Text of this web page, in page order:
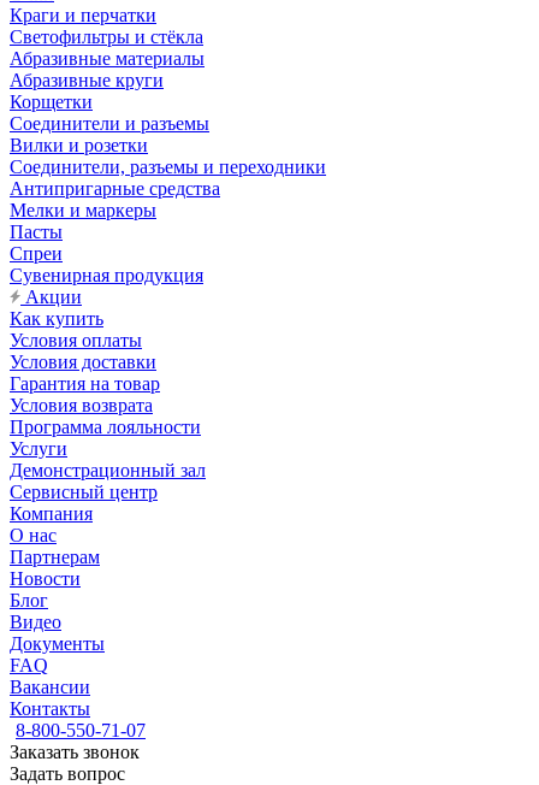
Краги и перчатки
Светофильтры и стёкла
Абразивные материалы
Абразивные круги
Корщетки
Соединители и разъемы
Вилки и розетки
Соединители, разъемы и переходники
Антипригарные средства
Мелки и маркеры
Пасты
Спреи
Сувенирная продукция
Акции
Как купить
Условия оплаты
Условия доставки
Гарантия на товар
Условия возврата
Программа лояльности
Услуги
Демонстрационный зал
Сервисный центр
Компания
О нас
Партнерам
Новости
Блог
Видео
Документы
FAQ
Вакансии
Контакты
8-800-550-71-07
Заказать звонок
Задать вопрос